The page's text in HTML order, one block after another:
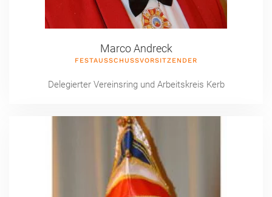
Marco Andreck
FESTAUSSCHUSSVORSITZENDER
Delegierter Vereinsring und Arbeitskreis Kerb